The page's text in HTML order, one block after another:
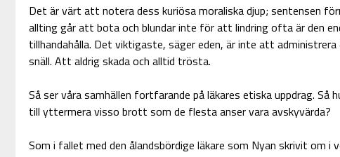
Det är värt att notera dess kuriösa moraliska djup; sentensen
allting går att bota och blundar inte för att lindring ofta är den
tillhandahålla. Det viktigaste, säger eden, är inte att
snäll. Att aldrig skada och alltid trösta.
Så ser våra samhällen fortfarande på läkares etiska uppdrag. Så
till yttermera visso brott som de flesta anser vara avskyvärda?
Som i fallet med den ålandsbördige läkare som Nyan skrivit om